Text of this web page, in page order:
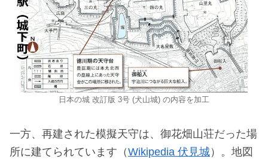
日本の城 改訂版 3号 (犬山城) の内容を加工
一方、再建された模擬天守は、御花畑山荘だった場
所に建てられています（Wikipedia 伏見城）。地図